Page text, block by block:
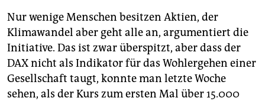
Nur wenige Menschen besitzen Aktien, der
Klimawandel aber geht alle an, argumentiert die
Initiative. Das ist zwar überspitzt, aber dass der
DAX nicht als Indikator für das Wohlergehen einer
Gesellschaft taugt, konnte man letzte Woche
sehen, als der Kurs zum ersten Mal über 15.000